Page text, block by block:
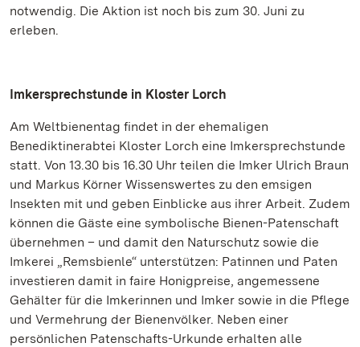
notwendig. Die Aktion ist noch bis zum 30. Juni zu
erleben.
Imkersprechstunde in Kloster Lorch
Am Weltbienentag findet in der ehemaligen
Benediktinerabtei Kloster Lorch eine Imkersprechstunde
statt. Von 13.30 bis 16.30 Uhr teilen die Imker Ulrich Braun
und Markus Körner Wissenswertes zu den emsigen
Insekten mit und geben Einblicke aus ihrer Arbeit. Zudem
können die Gäste eine symbolische Bienen-Patenschaft
übernehmen – und damit den Naturschutz sowie die
Imkerei „Remsbienle“ unterstützen: Patinnen und Paten
investieren damit in faire Honigpreise, angemessene
Gehälter für die Imkerinnen und Imker sowie in die Pflege
und Vermehrung der Bienenvölker. Neben einer
persönlichen Patenschafts-Urkunde erhalten alle